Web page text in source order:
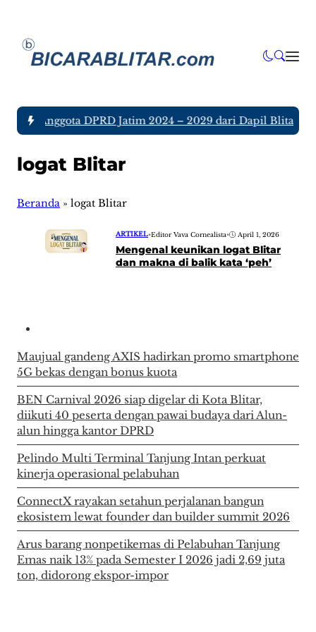
tujuh Anggota DPRD Jatim 2024 – 2029 dari Dapil Blitar
logat Blitar
Beranda » logat Blitar
ARTIKEL•Editor Vava Cornealista• April 1, 2026
Mengenal keunikan logat Blitar
dan makna di balik kata ‘peh’
Maujual gandeng AXIS hadirkan promo smartphone
5G bekas dengan bonus kuota
BEN Carnival 2026 siap digelar di Kota Blitar,
diikuti 40 peserta dengan pawai budaya dari Alun-
alun hingga kantor DPRD
Pelindo Multi Terminal Tanjung Intan perkuat
kinerja operasional pelabuhan
ConnectX rayakan setahun perjalanan bangun
ekosistem lewat founder dan builder summit 2026
Arus barang nonpetikemas di Pelabuhan Tanjung
Emas naik 13% pada Semester I 2026 jadi 2,69 juta
ton, didorong ekspor-impor